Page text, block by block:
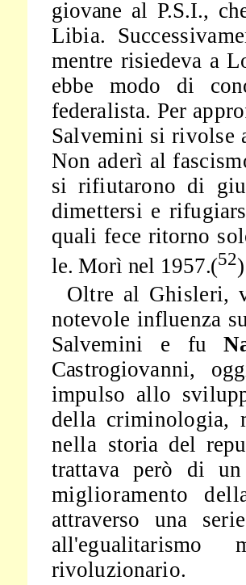
giovane al P.S.I.,
Libia. Suc­
mentre risiedeva a
ebbe modo di
federalista. Per
Salvemini si rivolse
Non aderì al
si ri­fiutarono di
dimettersi e
quali fece ritorno
le. Morì nel 1957.(52)
Oltre al Ghisleri,
notevole influenza
Salvemini e fu
Castrogiovanni,
impulso allo
della criminologia,
nella storia del
trattava però di
miglioramento
attraverso una
rivoluzionario.